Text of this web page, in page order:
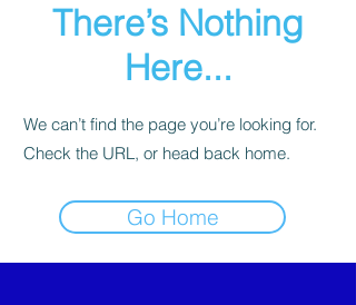
There’s Nothing
Here...
We can’t find the page you’re looking for.
Check the URL, or head back home.
Go Home